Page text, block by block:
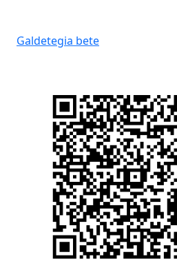
Galdetegia bete